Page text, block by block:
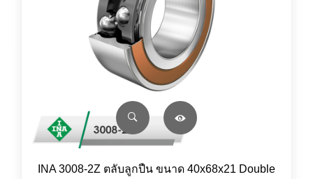
INA 3008-2Z ตลับลูกปืน ขนาด 40x68x21 Double